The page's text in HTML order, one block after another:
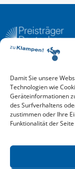
Damit Sie unsere
Technologien wie
Geräteinformationen
des Surfverhaltens
zustimmen oder Ihre
Funktionalität der
Aktuelle Vorschau
Entdecken Sie das
Hier finden Sie die
reinlesen oder
Download:
Mehr aktuelle
News zu aktuellen
Verlag – jederzeit